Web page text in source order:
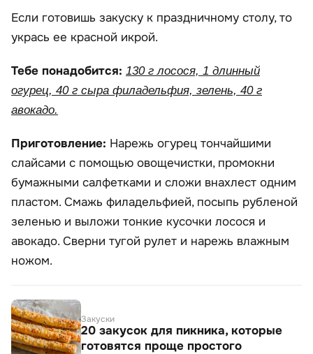
Если готовишь закуску к праздничному столу, то
укрась ее красной икрой.
Тебе понадобится: 130 г лосося, 1 длинный
огурец, 40 г сыра филадельфия, зелень, 40 г
авокадо.
Приготовление: Нарежь огурец тончайшими
слайсами с помощью овощечистки, промокни
бумажными салфетками и сложи внахлест одним
пластом. Смажь филадельфией, посыпь рубленой
зеленью и выложи тонкие кусочки лосося и
авокадо. Сверни тугой рулет и нарежь влажным
ножом.
Закуски
20 закусок для пикника, которые
готовятся проще простого